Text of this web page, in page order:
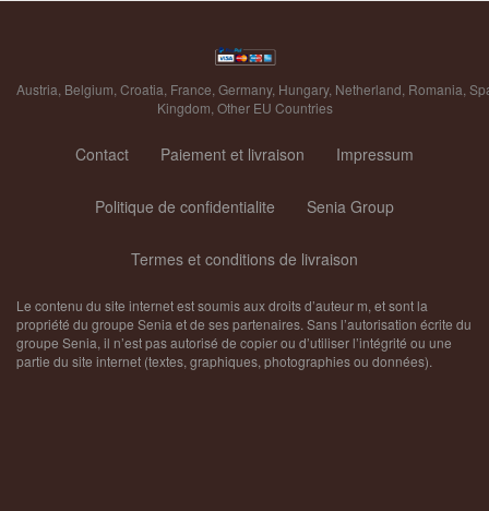
Austria Belgium Croatia France Germany, Hungary, Netherland Romania
Kingdom Other EU Countries
Contact Paiement et livraison Impressum
Politique de confidentialite Senia Group
Termes et conditions de livraison
Le contenu du site internet est soumis aux droits d’auteur m, et sont la
propriété du groupe Senia et de ses partenaires. Sans l’autorisation écrite du
groupe Senia, il n’est pas autorisé de copier ou d’utiliser l’intégrité ou une
partie du site internet (textes, graphiques, photographies ou données).